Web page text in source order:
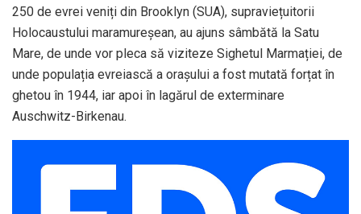
250 de evrei veniți din Brooklyn (SUA), supraviețuitorii
Holocaustului maramureșean, au ajuns sâmbătă la Satu
Mare, de unde vor pleca să viziteze Sighetul Marmației, de
unde populația evreiască a orașului a fost mutată forțat în
ghetou în 1944, iar apoi în lagărul de exterminare
Auschwitz-Birkenau.